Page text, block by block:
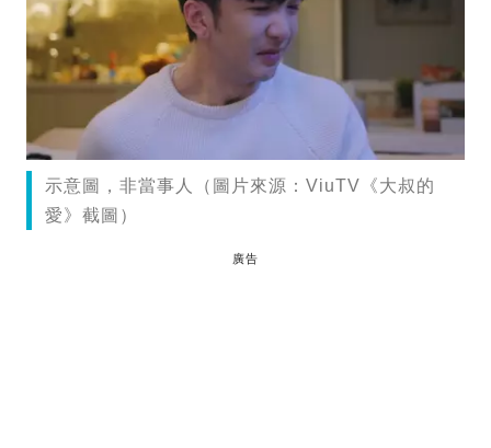
示意圖，非當事人（圖片來源：ViuTV《大叔的
愛》截圖）
廣告